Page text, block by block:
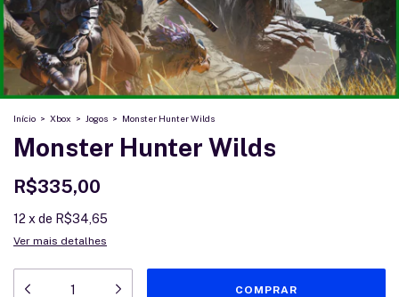
Início > Xbox > Jogos > Monster Hunter Wilds
Monster Hunter Wilds
R$335,00
12 x de R$34,65
Ver mais detalhes